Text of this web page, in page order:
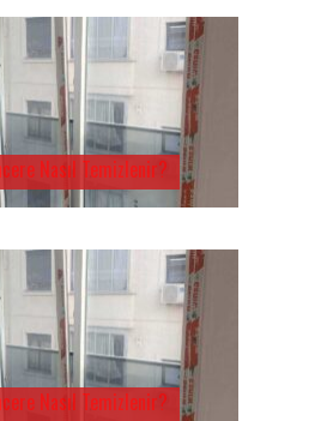
Nasıl Temizlenir?
Nasıl Temizlenir?